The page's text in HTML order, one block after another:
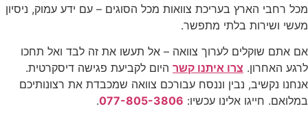
מכל רחבי הארץ בעריכת צוואות מכל הסוגים – עם ידע עמוק, ניסיון
מעשי ושירות בלתי מתפשר.
אם אתם שוקלים לערוך צוואה – אל תעשו את זה לבד ואל תחכו
לרגע האחרון. צרו איתנו קשר היום לקביעת פגישה דיסקרטית.
אנחנו נקשיב, נבין וננסח עבורכם צוואה שמכבדת את רצונותיכם
במלואם. חייגו אלינו עכשיו: 077-805-3806
.